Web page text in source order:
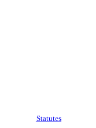
Statutes